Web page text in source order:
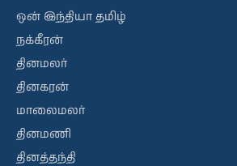
ஒன் இந்தியா தமிழ்
நக்கீரன்
தினமலர்
தினகரன்
மாலைமலர்
தினமணி
தினத்தந்தி